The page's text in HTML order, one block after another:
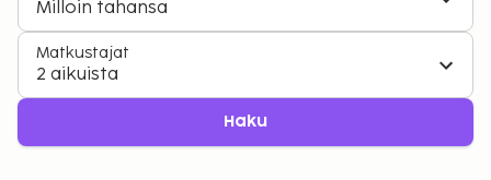
Milloin tahansa
Matkustajat
2 aikuista
Haku